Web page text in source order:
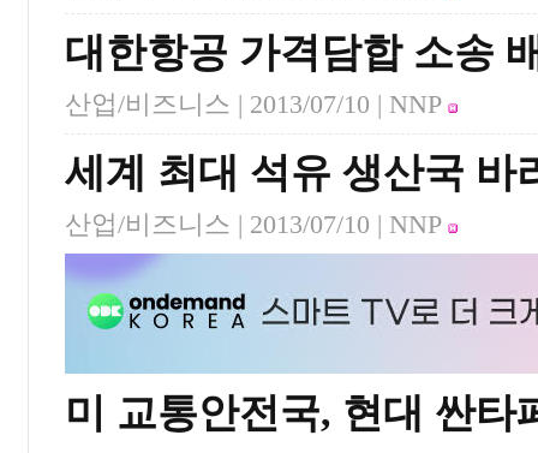
대한항공 가격담합 소송
산업/비즈니스 | 2013/07/10 | NNP
세계 최대 석유 생산국 바
산업/비즈니스 | 2013/07/10 | NNP
미 교통안전국, 현대 싼타